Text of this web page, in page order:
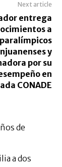
Next article
entrega
a
y
por su
en
CONADE
de
a dos